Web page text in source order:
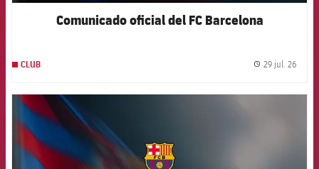
Comunicado oficial del FC Barcelona
CLUB 29 jul. 26